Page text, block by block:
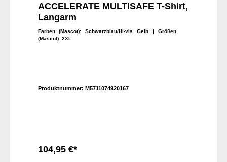
ACCELERATE MULTISAFE T-Shirt,
Langarm
Farben (Mascot): Schwarzblau/Hi-vis Gelb | Größen
(Mascot): 2XL
Produktnummer: M5711074920167
104,95 €*